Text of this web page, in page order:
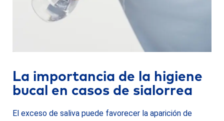
La importancia de la higiene
bucal en casos de sialorrea
El exceso de saliva puede favorecer la aparición de